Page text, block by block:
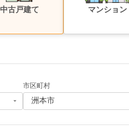
中古戸建て マンション
市区町村